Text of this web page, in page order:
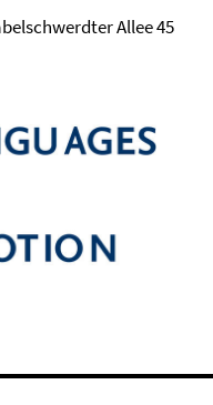
Allee 45